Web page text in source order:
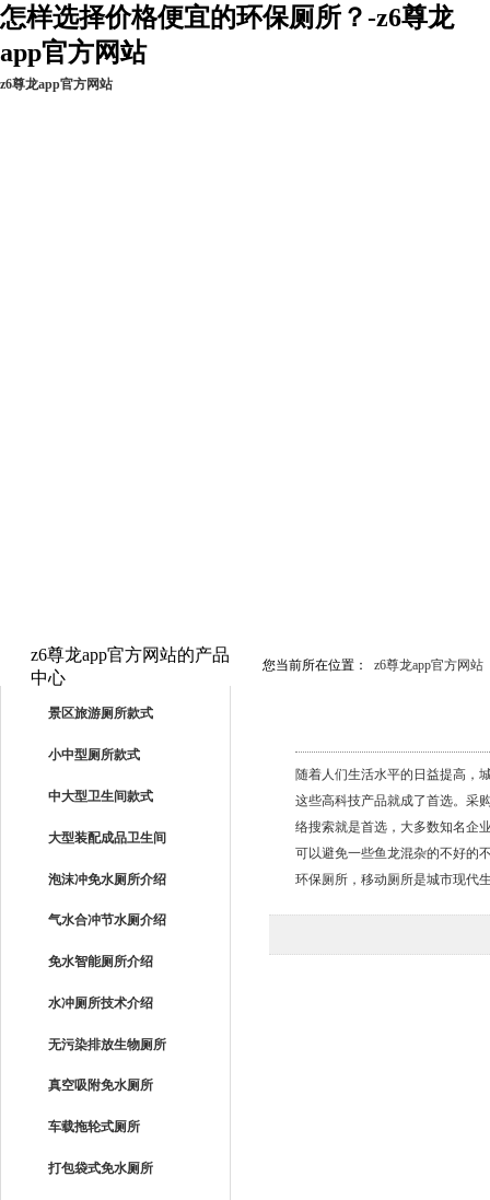
怎样选择价格便宜的环保厕所？-z6尊龙
app官方网站
z6尊龙app官方网站
z6尊龙app官方网站的产品
中心
景区旅游厕所款式
小中型厕所款式
中大型卫生间款式
大型装配成品卫生间
泡沫冲免水厕所介绍
气水合冲节水厕介绍
免水智能厕所介绍
水冲厕所技术介绍
无污染排放生物厕所
真空吸附免水厕所
车载拖轮式厕所
打包袋式免水厕所
您当前所在位置： z6尊龙app官方网站
随着人们生活水平的日益提高，
这些高科技产品就成了首选。采
络搜索就是首选，大多数知名企
可以避免一些鱼龙混杂的不好的
环保厕所，移动厕所是城市现代